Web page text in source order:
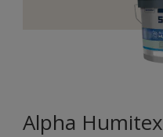
Alpha Humitex